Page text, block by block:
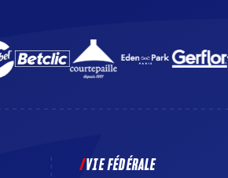
VIE FÉDÉRALE